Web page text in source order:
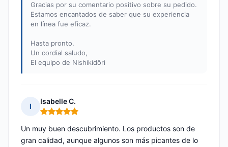
Gracias por su comentario positivo sobre su pedido.
Estamos encantados de saber que su experiencia
en línea fue eficaz.
Hasta pronto.
Un cordial saludo,
El equipo de Nishikidôri
I
Isabelle C.
Nota: 5 de 5
Un muy buen descubrimiento. Los productos son de
gran calidad, aunque algunos son más picantes de lo